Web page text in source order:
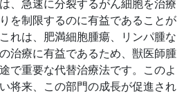
、急速に分裂するがん細胞を治療
を制限するのに有益であることが
れは、肥満細胞腫瘍、リンパ腫な
治療に有益であるため、獣医師腫
で重要な代替治療法です。このよ
将来、この部門の成長が促進され